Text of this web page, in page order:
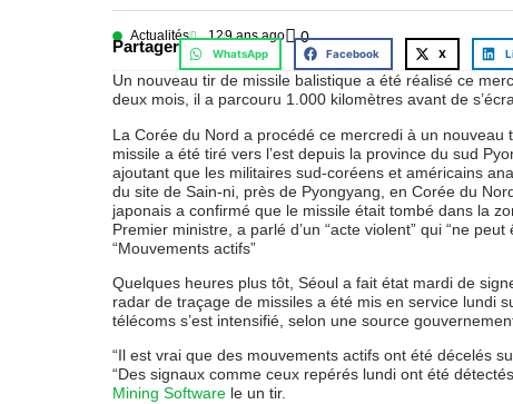
Actualités 129 ans ago 0
Partager WhatsApp Facebook X
Un nouveau tir de missile balistique a été réalisé ce
deux mois, il a parcouru 1.000 kilomètres avant de
La Corée du Nord a procédé ce mercredi à un
missile a été tiré vers l’est depuis la province du sud
ajoutant que les militaires sud-coréens et américains
du site de Sain-ni, près de Pyongyang, en Corée du
japonais a confirmé que le missile était tombé dans la
Premier ministre, a parlé d’un “acte violent” qui “ne peut
“Mouvements actifs”
Quelques heures plus tôt, Séoul a fait état mardi de
radar de traçage de missiles a été mis en service lundi
télécoms s’est intensifié, selon une source
“Il est vrai que des mouvements actifs ont été décelés
“Des signaux comme ceux repérés lundi ont été
Mining Softwarele un tir.